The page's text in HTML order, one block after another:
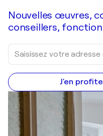
Nouvelles œuvres,
conseillers,
J'en